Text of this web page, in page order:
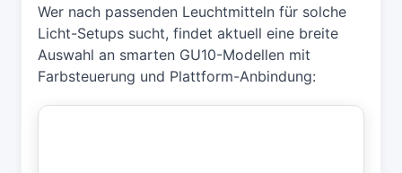
Wer nach passenden Leuchtmitteln für solche
Licht-Setups sucht, findet aktuell eine breite
Auswahl an smarten GU10-Modellen mit
Farbsteuerung und Plattform-Anbindung: